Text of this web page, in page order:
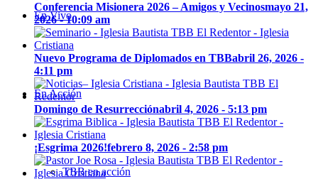
En Vivo
En Acción
TBB en acción
Conferencia Misionera 2026 – Amigos y Vecinosmayo 21,
2026 - 10:09 am
Nuevo Programa de Diplomados en TBBabril 26, 2026 -
4:11 pm
Domingo de Resurrecciónabril 4, 2026 - 5:13 pm
¡Esgrima 2026!febrero 8, 2026 - 2:58 pm